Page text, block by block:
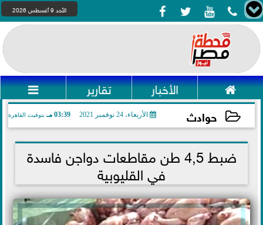
    الأحد 9 أغسطس 2026
 الأخبار تقارير 
حوادث الأربعاء، 24 نوفمبر 2021 03:39 مـ بتوقيت القاهرة
2021-11-24 15:39:54 ضبط 4,5 طن مقاطعات دواجن فاسدة
في القليوبية